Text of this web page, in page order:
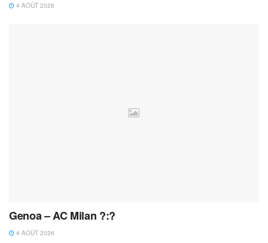
4 AOÛT 2026
Genoa – AC Milan ?:?
4 AOÛT 2026